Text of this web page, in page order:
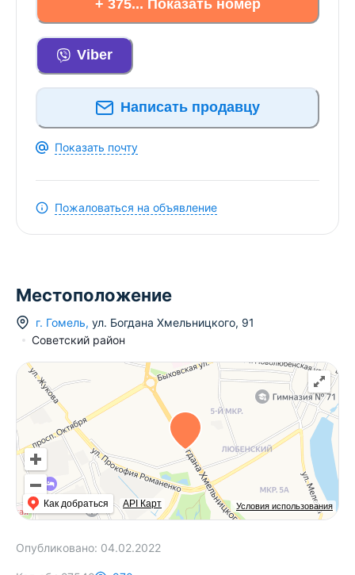
+ 375... Показать номер
Viber
Написать продавцу
Показать почту
Пожаловаться на объявление
Местоположение
г. Гомель, ул. Богдана Хмельницкого, 91
Советский район
Условия использования
Как добраться API Карт
Опубликовано: 04.02.2022